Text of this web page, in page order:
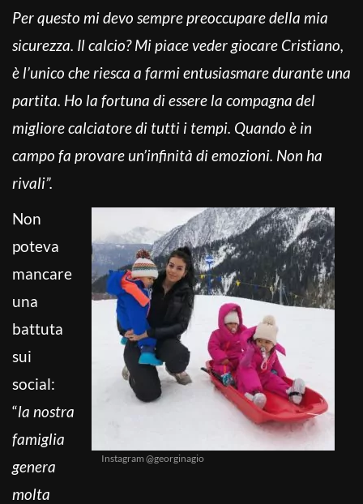
Per questo mi devo sempre preoccupare della mia
sicurezza. Il calcio? Mi piace veder giocare Cristiano,
è l’unico che riesca a farmi entusiasmare durante una
partita. Ho la fortuna di essere la compagna del
migliore calciatore di tutti i tempi. Quando è in
campo fa provare un’infinità di emozioni. Non ha
rivali”.
Instagram @georginagio
Non
poteva
mancare
una
battuta
sui
social:
“la nostra
famiglia
genera
molta